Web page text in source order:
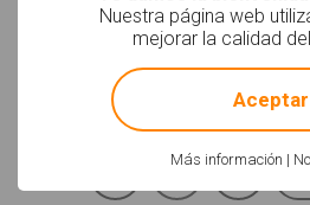
Soyvisual.org es un
Fundación Orange.
Social
Facebook
Nuestra página web
mejorar la calidad
Más información |
! Not
Aceptar